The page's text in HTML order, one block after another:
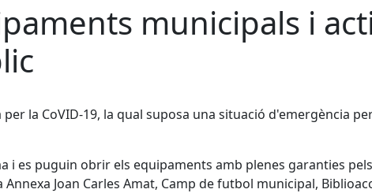
municipals i
la CoVID-19, la qual suposa una situació d'emergència
i es puguin obrir els equipaments amb plenes garanties
Joan Carles Amat, Camp de futbol municipal,